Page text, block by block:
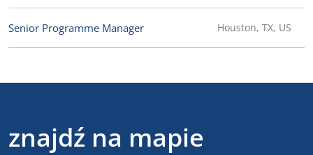
Senior Programme Manager Houston, TX, US
znajdź na mapie